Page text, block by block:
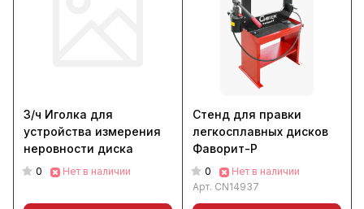
З/ч Иголка для
устройства измерения
неровности диска
0 Нет в наличии
Стенд для правки
легкосплавных дисков
Фаворит-Р
0
Нет в наличии
Арт. CN14937